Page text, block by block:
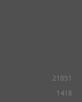
21851
1418